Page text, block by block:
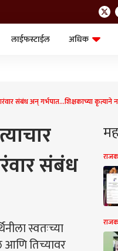
लाईफस्टाईल
अधिक
संबंध अन् गर्भपात...शिक्षकाच्या कृत्याने
संबंध
स्वतःच्या
आणि तिच्यावर